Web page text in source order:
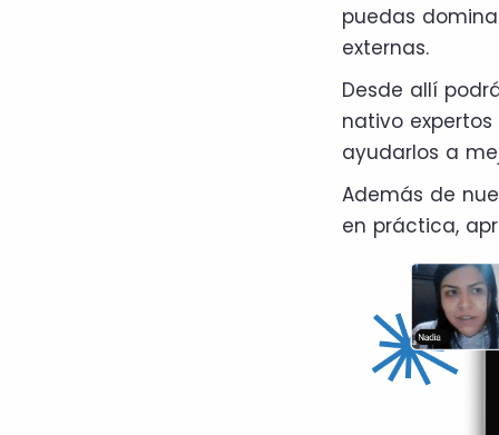
puedas
externas.
Desde allí
nativo
ayudarlos a
Además de
en práctica,